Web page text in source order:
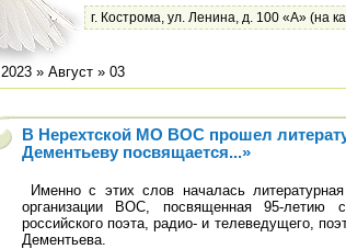
г. Кострома, ул. Ленина, д. 100 «А» (на
2023 » Август » 03
В Нерехтской МО ВОС прошел
Дементьеву посвящается...»
Именно с этих слов началась
организации ВОС, посвященная 95-летию
российского поэта, радио- и телеведущего,
Дементьева.